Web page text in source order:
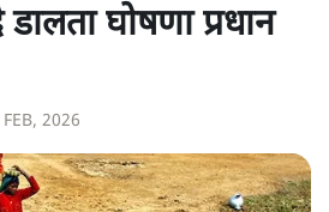
घोषणा प्रधान
FEB, 2026